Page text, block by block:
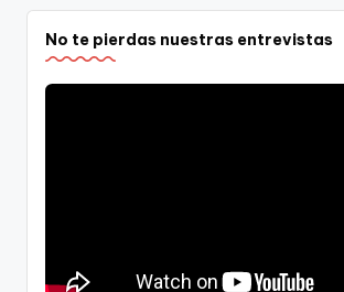
No te pierdas nuestras entrevistas